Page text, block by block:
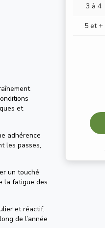
3 à 4
5 et +
et
adhérence
les passes,
un touché
la fatigue des
et réactif,
de l’année